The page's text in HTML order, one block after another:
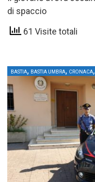
di spaccio
61 Visite totali
BASTIA, BASTIA UMBRA, CRONACA,